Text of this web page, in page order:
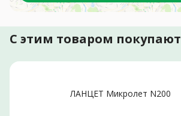
С этим товаром покупают
ЛАНЦЕТ Микролет N200